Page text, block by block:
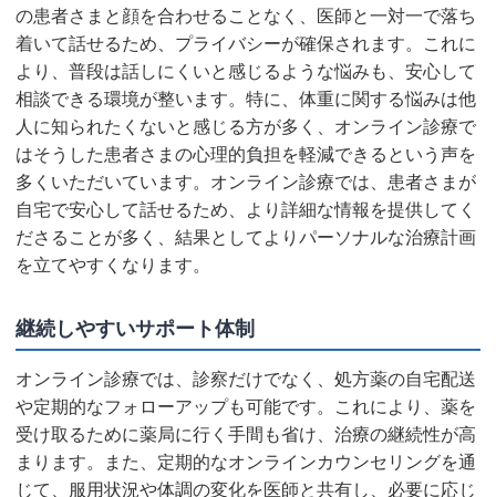
の患者さまと顔を合わせることなく、医師と一対一で落ち
着いて話せるため、プライバシーが確保されます。これに
より、普段は話しにくいと感じるような悩みも、安心して
相談できる環境が整います。特に、体重に関する悩みは他
人に知られたくないと感じる方が多く、オンライン診療で
はそうした患者さまの心理的負担を軽減できるという声を
多くいただいています。オンライン診療では、患者さまが
自宅で安心して話せるため、より詳細な情報を提供してく
ださることが多く、結果としてよりパーソナルな治療計画
を立てやすくなります。
継続しやすいサポート体制
オンライン診療では、診察だけでなく、処方薬の自宅配送
や定期的なフォローアップも可能です。これにより、薬を
受け取るために薬局に行く手間も省け、治療の継続性が高
まります。また、定期的なオンラインカウンセリングを通
じて、服用状況や体調の変化を医師と共有し、必要に応じ